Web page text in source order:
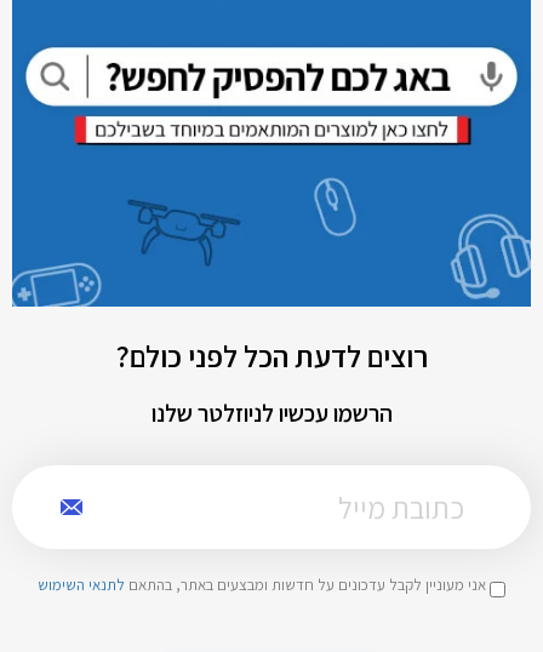
רוצים לדעת הכל לפני כולם?
הרשמו עכשיו לניוזלטר שלנו
אני מעוניין לקבל עדכונים על חדשות ומבצעים באתר, בהתאם לתנאי השימוש